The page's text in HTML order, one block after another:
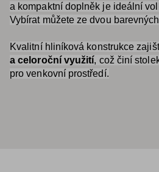
a kompaktní doplněk je ideální
Vybírat můžete ze dvou
Kvalitní hliníková konstrukce
a celoroční využití, což činí
pro venkovní prostředí.